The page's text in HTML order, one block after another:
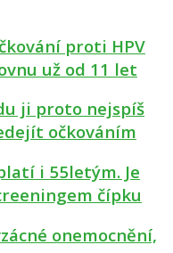
proti HPV
už od 11 let
ji proto nejspíš
očkováním
i 55letým. Je
čípku
onemocnění,